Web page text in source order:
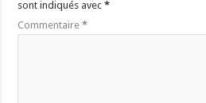
sont indiqués avec*
Commentaire*